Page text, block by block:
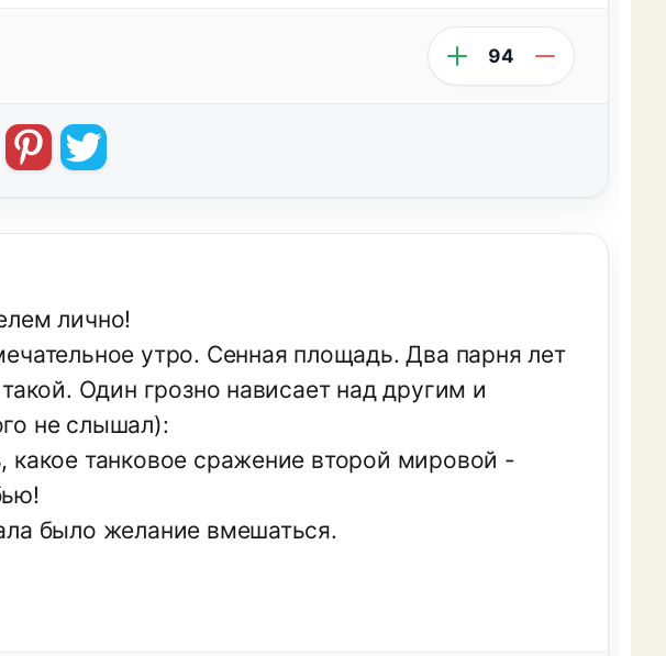
94
лично!
утро. Сенная площадь. Два парня лет
Один грозно нависает над другим и
не слышал):
танковое сражение второй мировой -
было желание вмешаться.